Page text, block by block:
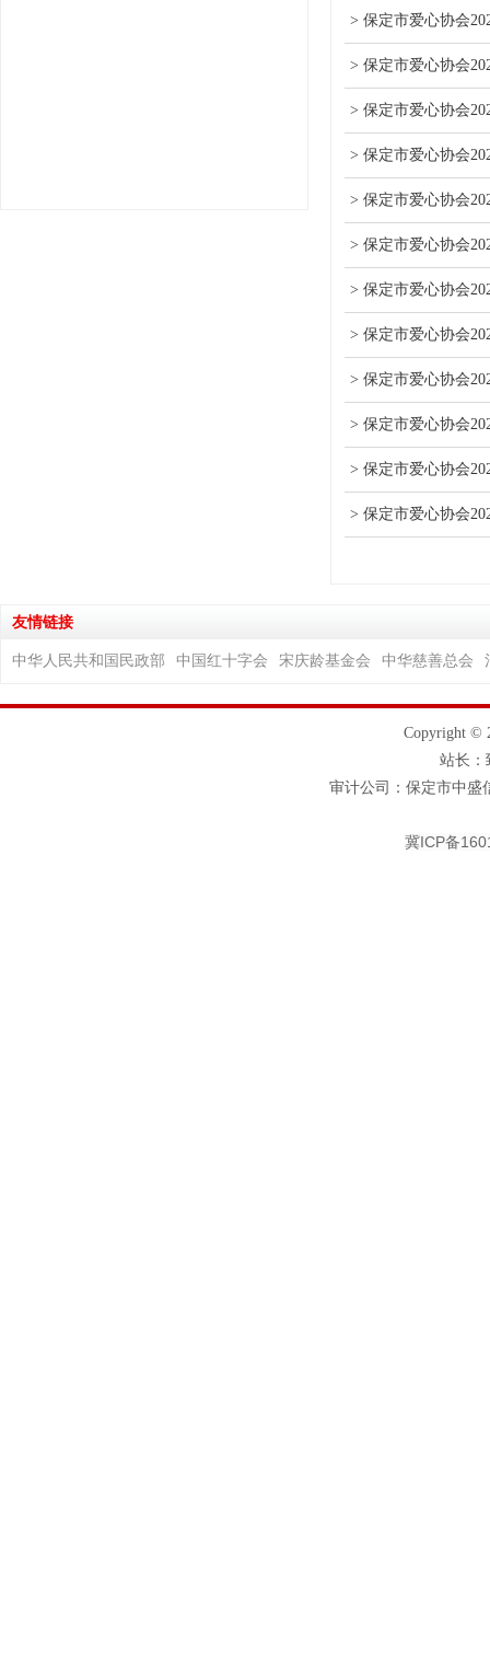
> 保定市爱心协会
> 保定市爱心协会
> 保定市爱心协会
> 保定市爱心协会
> 保定市爱心协会
> 保定市爱心协会
> 保定市爱心协会
> 保定市爱心协会
> 保定市爱心协会
> 保定市爱心协会
> 保定市爱心协会
> 保定市爱心协会
友情链接
中华人民共和国民政部 中国红十字会 宋庆龄基金会 中华慈善总会
Copyright ©
站长
审计公司：保定市中盛
冀ICP备